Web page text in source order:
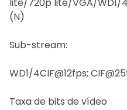
(N)
Sub-stream:
WD1/4CIF@12fps;
Taxa de bits de vídeo